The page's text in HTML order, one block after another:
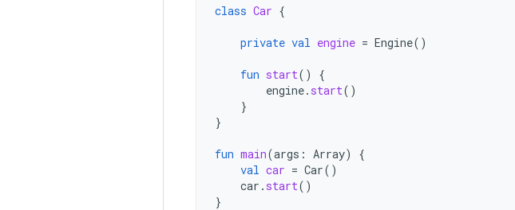
class Car {
private val engine = Engine()
fun start()
{
engine. start()
}
}
fun main(args : Array)
{
val car = Car()
car . start()
}